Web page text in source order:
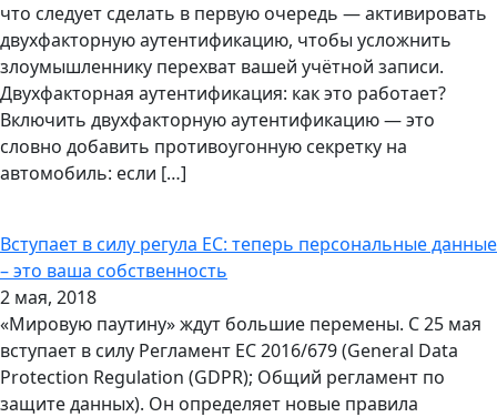
что следует сделать в первую очередь — активировать
двухфакторную аутентификацию, чтобы усложнить
злоумышленнику перехват вашей учётной записи.
Двухфакторная аутентификация: как это работает?
Включить двухфакторную аутентификацию — это
словно добавить противоугонную секретку на
автомобиль: если […]
Вступает в силу регула ЕС: теперь персональные данные
– это ваша собственность
2 мая, 2018
«Мировую паутину» ждут большие перемены. С 25 мая
вступает в силу Регламент ЕС 2016/679 (General Data
Protection Regulation (GDPR); Общий регламент по
защите данных). Он определяет новые правила